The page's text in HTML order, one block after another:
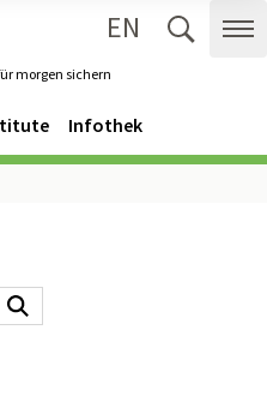
morgen sichern
EN
Infothek